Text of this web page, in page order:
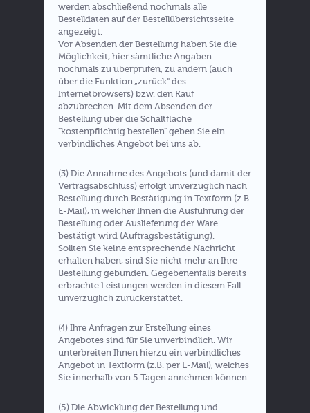
werden abschließend nochmals alle
Bestelldaten auf der Bestellübersichtsseite
angezeigt.
Vor Absenden der Bestellung haben Sie die
Möglichkeit, hier sämtliche Angaben
nochmals zu überprüfen, zu ändern (auch
über die Funktion „zurück" des
Internetbrowsers) bzw. den Kauf
abzubrechen. Mit dem Absenden der
Bestellung über die Schaltfläche
"kostenpflichtig bestellen" geben Sie ein
verbindliches Angebot bei uns ab.
(3) Die Annahme des Angebots (und damit der
Vertragsabschluss) erfolgt unverzüglich nach
Bestellung durch Bestätigung in Textform (z.B.
E-Mail), in welcher Ihnen die Ausführung der
Bestellung oder Auslieferung der Ware
bestätigt wird (Auftragsbestätigung).
Sollten Sie keine entsprechende Nachricht
erhalten haben, sind Sie nicht mehr an Ihre
Bestellung gebunden. Gegebenenfalls bereits
erbrachte Leistungen werden in diesem Fall
unverzüglich zurückerstattet.
(4) Ihre Anfragen zur Erstellung eines
Angebotes sind für Sie unverbindlich. Wir
unterbreiten Ihnen hierzu ein verbindliches
Angebot in Textform (z.B. per E-Mail), welches
Sie innerhalb von 5 Tagen annehmen können.
(5) Die Abwicklung der Bestellung und